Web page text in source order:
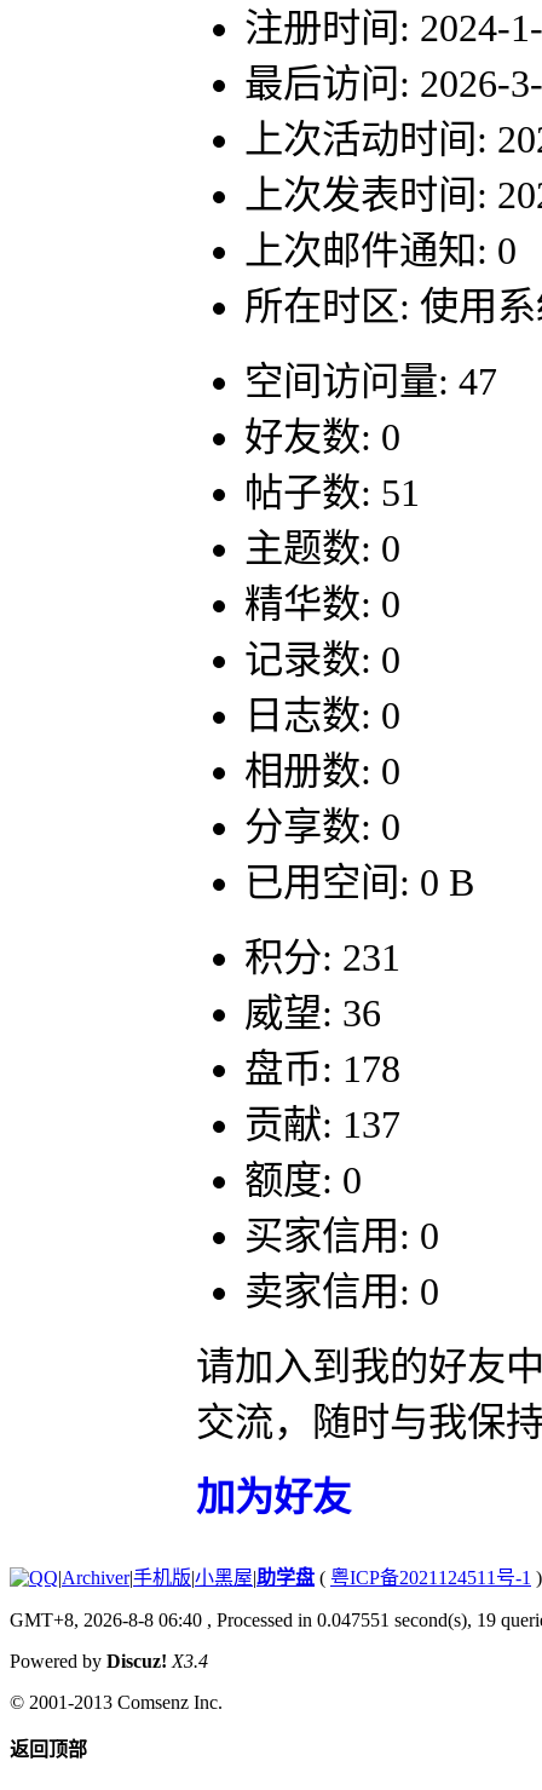
注册时间: 2024-
最后访问: 2026-
上次活动时间:
上次发表时间:
上次邮件通知: 0
所在时区: 使用
空间访问量: 47
好友数: 0
帖子数: 51
主题数: 0
精华数: 0
记录数: 0
日志数: 0
相册数: 0
分享数: 0
已用空间: 0 B
积分: 231
威望: 36
盘币: 178
贡献: 137
额度: 0
买家信用: 0
卖家信用: 0
请加入到我的好友
交流，随时与我保
加为好友
|Archiver|手机版|小黑屋|助学盘 ( 粤ICP备2021124511号-1 )
GMT+8, 2026-8-8 06:40 , Processed in 0.047551 second(s), 19
Powered by Discuz! X3.4
© 2001-2013 Comsenz Inc.
返回顶部